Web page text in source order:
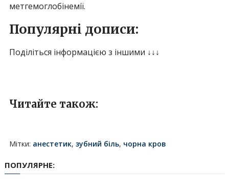
метгемоглобінемії.
Популярні дописи:
Поділіться інформацією з іншими ↓↓↓
Читайте також:
Мітки: анестетик, зубний біль, чорна кров
ПОПУЛЯРНЕ: